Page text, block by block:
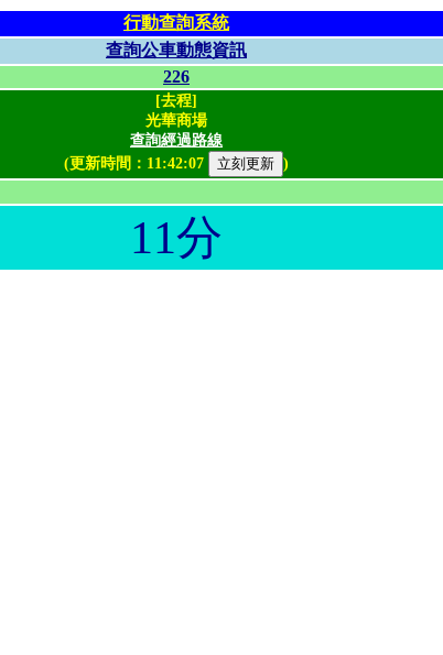
行動查詢系統
查詢公車動態資訊
226
[去程]
光華商場
查詢經過路線
(更新時間： 11:42:07 )
11分